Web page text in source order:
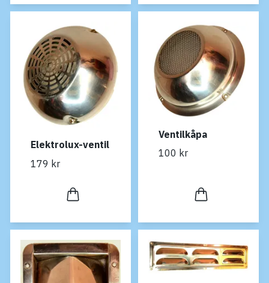
Elektrolux-ventil
179 kr
Ventilkåpa
100 kr